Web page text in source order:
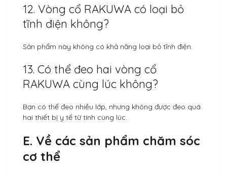
12. Vòng cổ RAKUWA có loại bỏ
tĩnh điện không?
Sản phẩm này không có khả năng loại bỏ tĩnh điện.
13. Có thể đeo hai vòng cổ
RAKUWA cùng lúc không?
Bạn có thể đeo nhiều lớp, nhưng không được đeo quá
hai thiết bị y tế từ tính cùng lúc.
E. Về các sản phẩm chăm sóc
cơ thể